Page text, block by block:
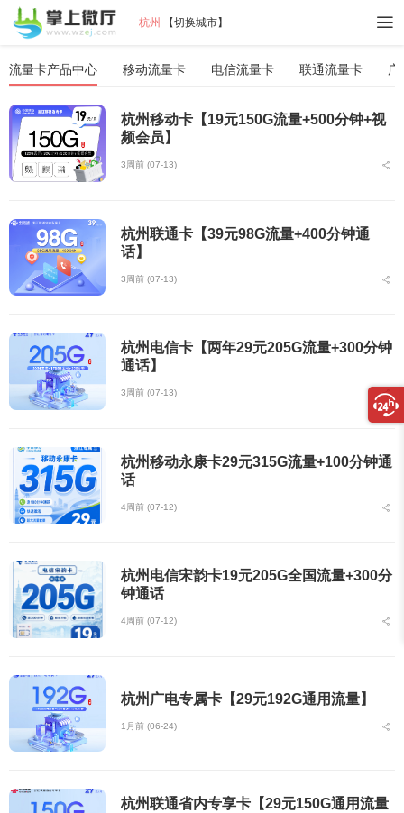
杭州 【切换城市】
流量卡产品中心 移动流量卡 电信流量卡 联通流量卡
杭州移动卡【19元150G流量+500分钟+视
频会员】
3周前 (07-13)
杭州联通卡【39元98G流量+400分钟通
话】
3周前 (07-13)
杭州电信卡【两年29元205G流量+300分钟
通话】
3周前 (07-13)
杭州移动永康卡29元315G流量+100分钟通
话
4周前 (07-12)
杭州电信宋韵卡19元205G全国流量+300分
钟通话
4周前 (07-12)
杭州广电专属卡【29元192G通用流量】
1月前 (06-24)
杭州联通省内专享卡【29元150G通用流量